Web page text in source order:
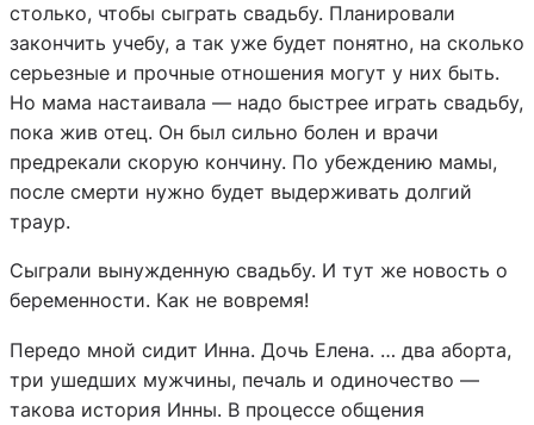
столько, чтобы сыграть свадьбу. Планировали
закончить учебу, а так уже будет понятно, на сколько
серьезные и прочные отношения могут у них быть.
Но мама настаивала — надо быстрее играть свадьбу,
пока жив отец. Он был сильно болен и врачи
предрекали скорую кончину. По убеждению мамы,
после смерти нужно будет выдерживать долгий
траур.
Сыграли вынужденную свадьбу. И тут же новость о
беременности. Как не вовремя!
Передо мной сидит Инна. Дочь Елена. … два аборта,
три ушедших мужчины, печаль и одиночество —
такова история Инны. В процессе общения